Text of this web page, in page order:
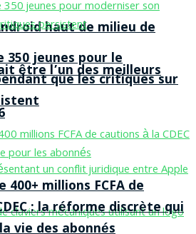
haut de milieu de
être l’un des meilleurs
350 jeunes pour le
que les critiques sur
millions FCFA de
: la réforme discrète qui